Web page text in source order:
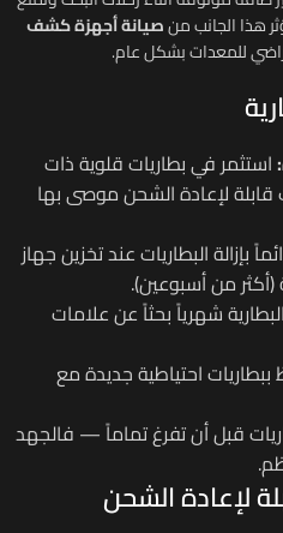
هذا الجانب منصيانة أجهزة كشف
للمعدات بشكل عام.
استثمر في بطاريات قلوية ذات
قابلة لإعادة الشحن موصى بها
بإزالة البطاريات عند تخزين جهاز
من أسبوعين).
شهرياً بحثاً عن علامات
ببطاريات احتياطية جديدة مع
قبل أن تفرغ تماماً — فالجهد
لإعادة الشحن